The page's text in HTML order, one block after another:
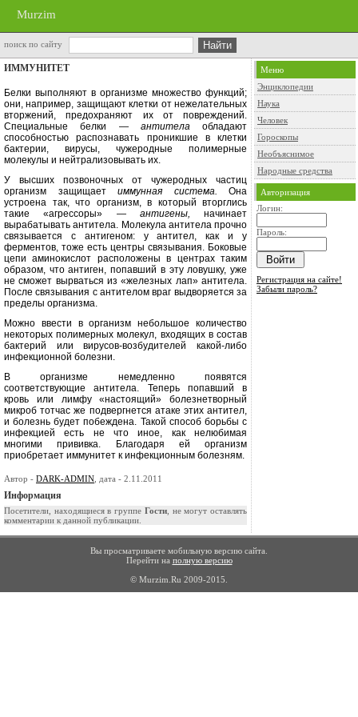
Murzim
поиск по сайту
ИММУНИТЕТ
Белки выполняют в организме мно­жество функций;
они, например, за­щищают клетки от нежелательных
вторжений, предохраняют их от по­вреждений.
Специальные белки — антитела обладают
способностью распознавать проникшие в клетки
бактерии, вирусы, чужеродные поли­мерные
молекулы и нейтрализовывать их.
У высших позвоночных от чуже­родных частиц
организм защищает иммунная система. Она
устроена так, что организм, в который вторг­лись
такие «агрессоры» — антигены, начинает
вырабатывать антитела. Молекула антитела прочно
связыва­ется с антигеном: у антител, как и у
ферментов, тоже есть центры связы­вания. Боковые
цепи аминокислот расположены в центрах таким
обра­зом, что антиген, попавший в эту ло­вушку, уже
не сможет вырваться из «железных лап» антитела.
После свя­зывания с антителом враг выдворяет­ся за
пределы организма.
Можно ввести в организм неболь­шое количество
некоторых полимер­ных молекул, входящих в состав
бак­терий или вирусов-возбудителей какой-либо
инфекционной болезни.
В организме немедленно появятся
соответствующие антитела. Теперь попавший в
кровь или лимфу «насто­ящий» болезнетворный
микроб тот­час же подвергнется атаке этих анти­тел,
и болезнь будет побеждена. Такой способ борьбы с
инфекцией есть не что иное, как нелюбимая
многими прививка. Благодаря ей организм
приобретает иммунитет к инфекци­онным болезням.
Автор - DARK-ADMIN , дата - 2.11.2011
Информация
Посетители, находящиеся в группе Гости, не могут оставлять
комментарии к данной публикации.
Меню
Энциклопедии
Наука
Человек
Гороскопы
Необъяснимое
Народные средства
Авторизация
Логин:
Пароль:
Регистрация на сайте!
Забыли пароль?
Вы просматриваете мобильную версию сайта.
Перейти на полную версию
© Murzim.Ru 2009-2015.